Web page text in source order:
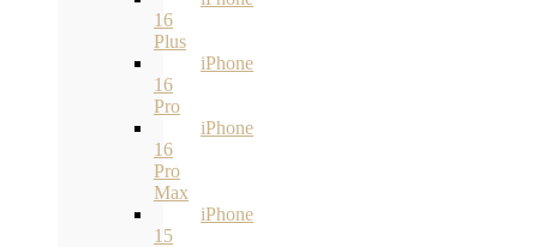
16
Plus
iPhone
16
Pro
iPhone
16
Pro
Max
iPhone
15